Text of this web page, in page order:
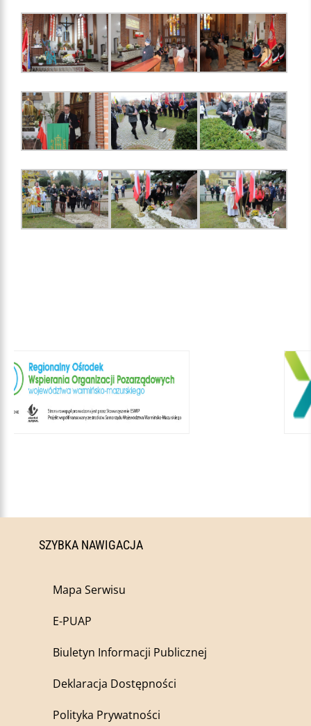
SZYBKA NAWIGACJA
Mapa Serwisu
E-PUAP
Biuletyn Informacji Publicznej
Deklaracja Dostępności
Polityka Prywatności